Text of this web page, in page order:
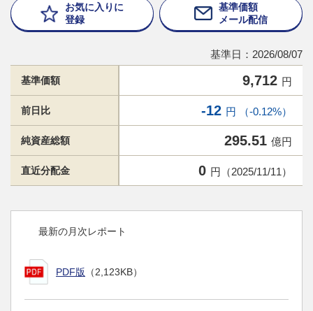
お気に入りに
登録
基準価額
メール配信
基準日：2026/08/07
基準価額 9,712 円
前日比 -12 円 （-0.12%）
純資産総額 295.51 億円
直近分配金 0 円（2025/11/11）
最新の月次レポート
PDF版 （2,123KB）